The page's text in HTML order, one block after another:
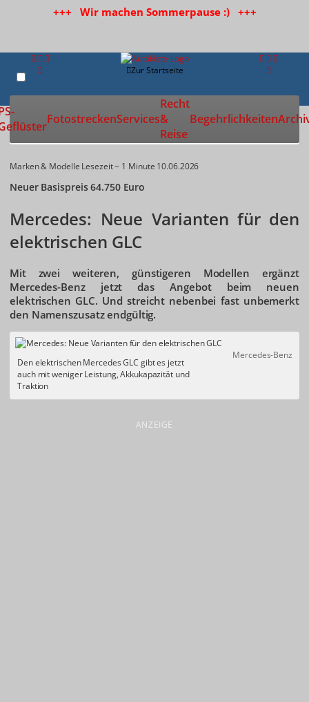
+++ Wir machen Sommerpause :) +++
Zur Startseite
FotostreckenServices
Recht
&
Reise
Begehrlichkeiten
Marken & Modelle Lesezeit ~ 1 Minute 10.06.2026
Neuer Basispreis 64.750 Euro
Mercedes: Neue Varianten für den
elektrischen GLC
Mit zwei weiteren, günstigeren Modellen ergänzt
Mercedes-Benz jetzt das Angebot beim neuen
elektrischen GLC. Und streicht nebenbei fast unbemerkt
den Namenszusatz endgültig.
Mercedes-Benz
Den elektrischen Mercedes GLC gibt es jetzt
auch mit weniger Leistung, Akkukapazität und
Traktion
ANZEIGE